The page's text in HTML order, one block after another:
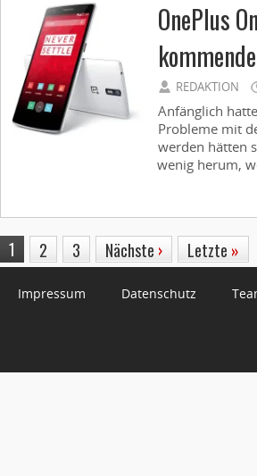
OnePlus
REDAKTION
Anfänglich
Probleme mit
werden hätten
wenig herum,
1 2 3 Nächste › Letzte »
Impressum Datenschutz